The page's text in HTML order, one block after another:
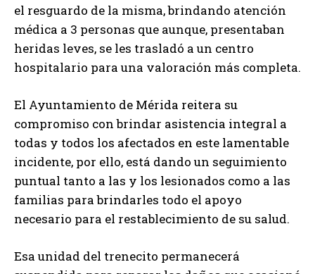
el resguardo de la misma, brindando atención
médica a 3 personas que aunque, presentaban
heridas leves, se les trasladó a un centro
hospitalario para una valoración más completa.
El Ayuntamiento de Mérida reitera su
compromiso con brindar asistencia integral a
todas y todos los afectados en este lamentable
incidente, por ello, está dando un seguimiento
puntual tanto a las y los lesionados como a las
familias para brindarles todo el apoyo
necesario para el restablecimiento de su salud.
Esa unidad del trenecito permanecerá